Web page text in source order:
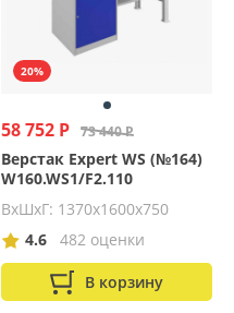
20%
58 752 Р 73 440 Р
Верстак Expert WS (№164)
W160.WS1/F2.110
ВхШхГ: 1370х1600х750
4.6
482 оценки
В корзину